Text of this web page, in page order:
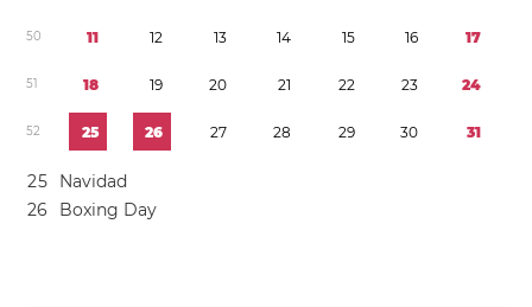
50 11 12 13 14 15 16 17
51 18 19 20 21 22 23 24
52 25 26 27 28 29 30 31
25
Navidad
26 Boxing Day